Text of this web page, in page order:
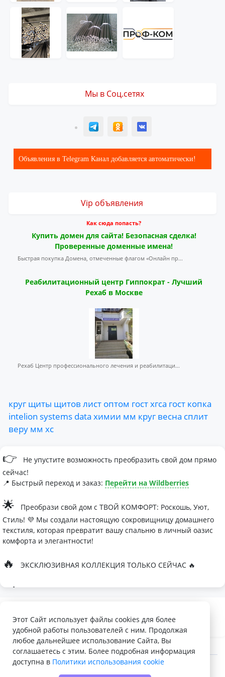
Мы в Соц.сетях
T ОК ВК
Объявления в Telegram Канал добавляется автоматически!
Vip объявления
Как сюда попасть?
Купить домен для сайта! Безопасная сделка!
Проверенные доменные имена!
Быстрая покупка Домена, отмеченные флагом «Онлайн пр...
Реабилитационный центр Гиппократ - Лучший
Рехаб в Москве
Рехаб Центр профессионального лечения и реабилитаци...
круг щиты щитов лист оптом гостхгса гост копка
intelion systems data химии мм круг весна сплит
веру мм хс
👉
Не упустите возможность преобразить свой дом прямо
сейчас!
📍 Быстрый переход и заказ: Перейти на Wildberries
🌟
Преобрази свой дом с ТВОЙ КОМФОРТ: Роскошь, Уют,
Стиль! 💜 Мы создали настоящую сокровищницу домашнего
текстиля, которая превратит вашу спальню в личный оазис
комфорта и элегантности!
🔥 ЭКСКЛЮЗИВНАЯ КОЛЛЕКЦИЯ ТОЛЬКО СЕЙЧАС 🔥
🛏
Палитра изысканных оттенков:
- Темно-серый для минималистичных интерьеров
- Сиреневый для романтичных натур
- Персиковый мусс для теплой атмосферы
Этот Сайт использует файлы cookies для более
удобной работы пользователей с ним. Продолжая
любое дальнейшее использование Сайта, Вы
соглашаетесь с этим. Более подробная информация
доступна в Политики использования cookie